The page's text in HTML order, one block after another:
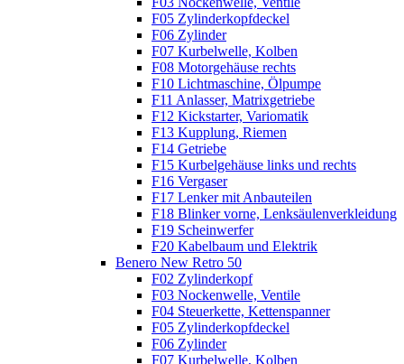
F05 Zylinderkopfdeckel
F06 Zylinder
F07 Kurbelwelle, Kolben
F08 Motorgehäuse rechts
F10 Lichtmaschine, Ölpumpe
F11 Anlasser, Matrixgetriebe
F12 Kickstarter, Variomatik
F13 Kupplung, Riemen
F14 Getriebe
F15 Kurbelgehäuse links und rechts
F16 Vergaser
F17 Lenker mit Anbauteilen
F18 Blinker vorne, Lenksäulenverkleidung
F19 Scheinwerfer
F20 Kabelbaum und Elektrik
Benero New Retro 50
F02 Zylinderkopf
F03 Nockenwelle, Ventile
F04 Steuerkette, Kettenspanner
F05 Zylinderkopfdeckel
F06 Zylinder
F07 Kurbelwelle, Kolben